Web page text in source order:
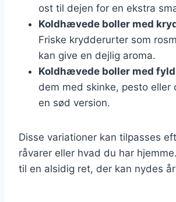
ost til dejen for en ekstra
Koldhævede boller med
Friske krydderurter som
kan give en dejlig aroma.
Koldhævede boller med fyld
dem med skinke, pesto eller
en sød version.
Disse variationer kan tilpasses
råvarer eller hvad du har
til en alsidig ret, der kan nydes